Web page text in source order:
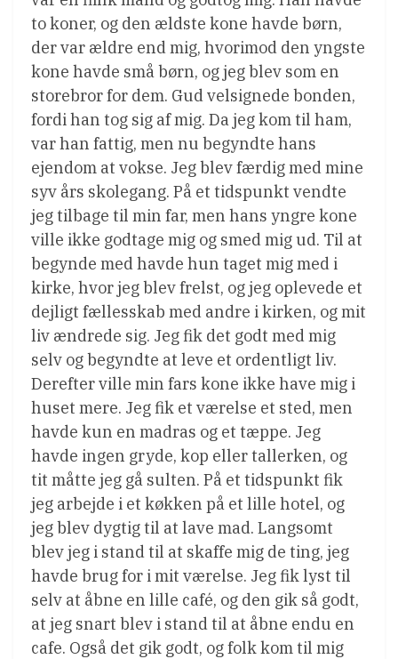
to koner, og den ældste kone havde børn,
der var ældre end mig, hvorimod den yngste
kone havde små børn, og jeg blev som en
storebror for dem. Gud velsignede bonden,
fordi han tog sig af mig. Da jeg kom til ham,
var han fattig, men nu begyndte hans
ejendom at vokse. Jeg blev færdig med mine
syv års skolegang. På et tidspunkt vendte
jeg tilbage til min far, men hans yngre kone
ville ikke godtage mig og smed mig ud. Til at
begynde med havde hun taget mig med i
kirke, hvor jeg blev frelst, og jeg oplevede et
dejligt fællesskab med andre i kirken, og mit
liv ændrede sig. Jeg fik det godt med mig
selv og begyndte at leve et ordentligt liv.
Derefter ville min fars kone ikke have mig i
huset mere. Jeg fik et værelse et sted, men
havde kun en madras og et tæppe. Jeg
havde ingen gryde, kop eller tallerken, og
tit måtte jeg gå sulten. På et tidspunkt fik
jeg arbejde i et køkken på et lille hotel, og
jeg blev dygtig til at lave mad. Langsomt
blev jeg i stand til at skaffe mig de ting, jeg
havde brug for i mit værelse. Jeg fik lyst til
selv at åbne en lille café, og den gik så godt,
at jeg snart blev i stand til at åbne endu en
cafe. Også det gik godt, og folk kom til mig